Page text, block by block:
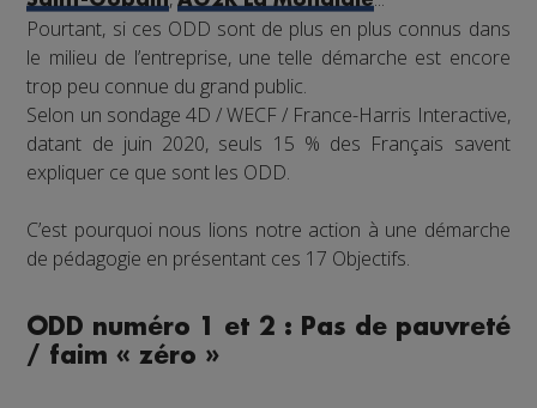
Pourtant, si ces ODD sont de plus en plus connus dans
le milieu de l’entreprise, une telle démarche est encore
trop peu connue du grand public.
Selon un sondage 4D / WECF / France-Harris Interactive,
datant de juin 2020, seuls 15 % des Français savent
expliquer ce que sont les ODD.
C’est pourquoi nous lions notre action à une démarche
de pédagogie en présentant ces 17 Objectifs.
ODD numéro 1 et 2 : Pas de pauvreté
/ faim « zéro »